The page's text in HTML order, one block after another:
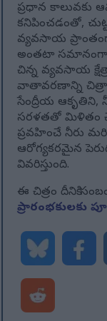
ప్రధాన కాలువకు
కనిపించడంతో,
వ్యవసాయ ప్రాంతంగా
అంతటా సమానంగా
చిన్న వ్యవసాయ
వాతావరణాన్ని
సేంద్రీయ ఆకృతిని,
సరళతతో మిళితం
ప్రవహించే నీరు
ఆరోగ్యకరమైన
వివరిస్తుంది.
ఈ చిత్రం దీనికి
ప్రారంభకులకు